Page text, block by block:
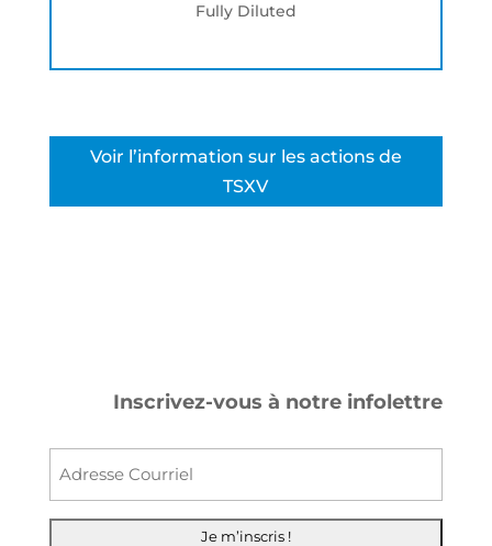
Fully Diluted
Voir l’information sur les actions de
TSXV
Inscrivez-vous à notre infolettre